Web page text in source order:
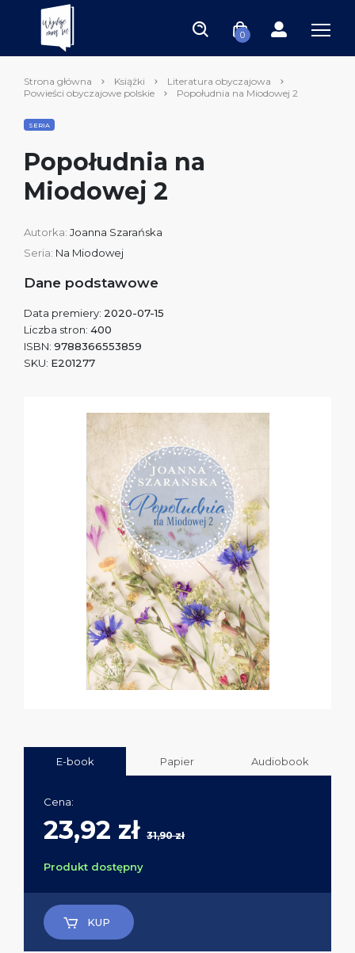
0
Strona główna Książki
Literatura obyczajowa
Powieści obyczajowe polskie
Popołudnia na Miodowej 2
SERIA
Popołudnia na
Miodowej 2
Autorka: Joanna Szarańska
Seria: Na Miodowej
Dane podstawowe
Data premiery: 2020-07-15
Liczba stron: 400
ISBN: 9788366553859
SKU: E201277
E-book Papier Audiobook
Cena:
23,92 zł 31,90 zł
Produkt dostępny
KUP